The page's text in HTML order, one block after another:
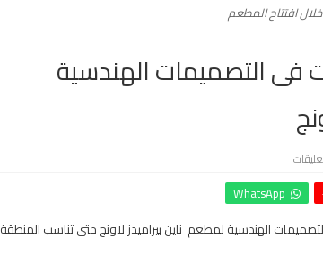
خلال افتتاح المطعم
فى التصميمات الهندسية
خبرة
شاركت
WhatsApp
الهندسية لمطعم ناين بيراميدز لاونج حتى تناسب المنطقة